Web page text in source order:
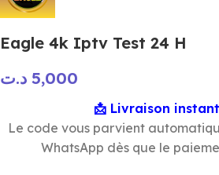
Eagle 4k Iptv Test 24 H
5,000 د.ت
📩 Livraison
Le code vous parvient
WhatsApp dès que le